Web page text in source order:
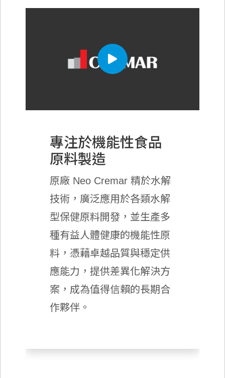
專注於機能性食品
原料製造
原廠 Neo Cremar 精於水解
技術，廣泛應用於各類水解
型保健原料開發，並生產多
種有益人體健康的機能性原
料，憑藉卓越品質與穩定供
應能力，提供差異化解決方
案，成為值得信賴的長期合
作夥伴。